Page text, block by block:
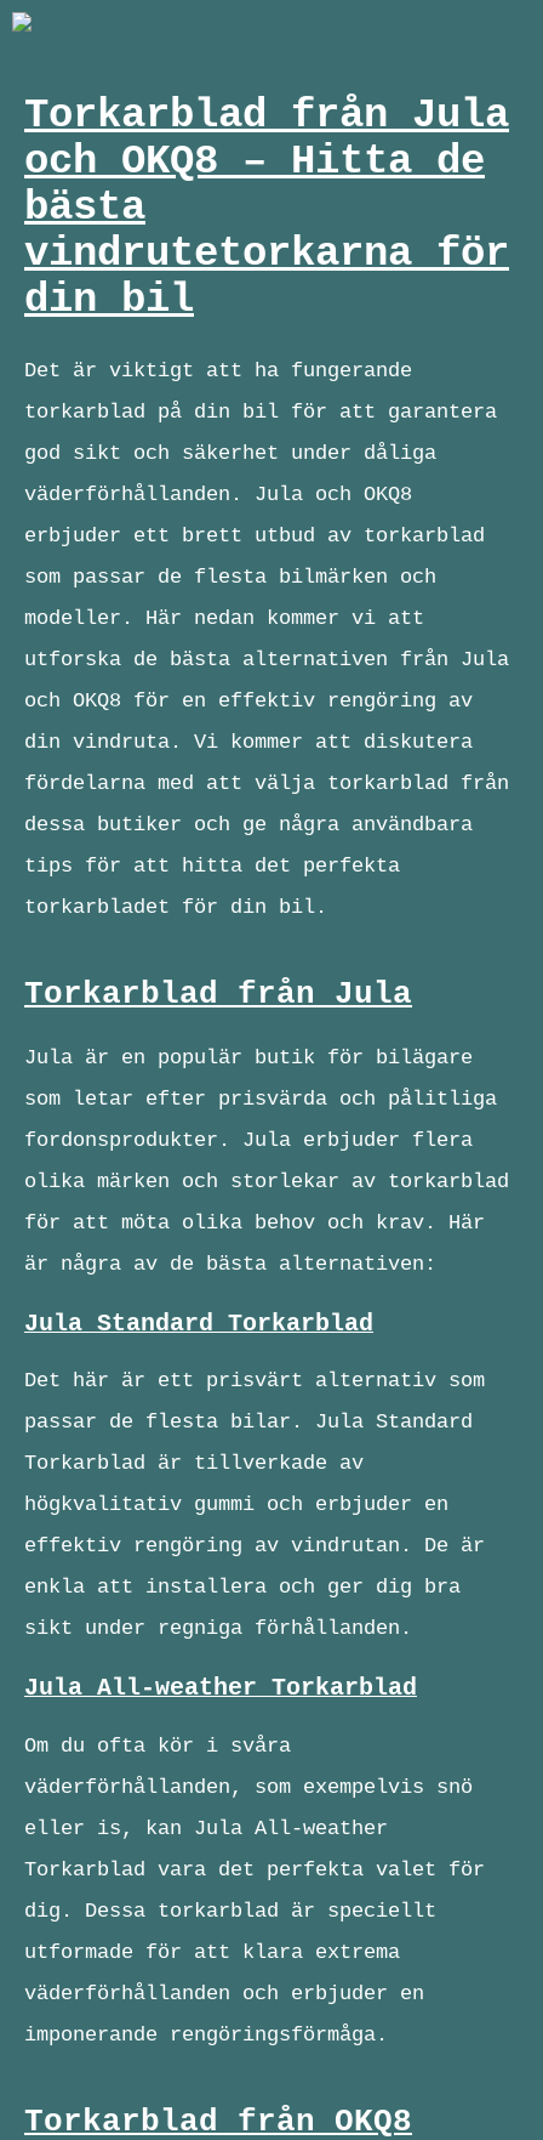
Torkarblad från Jula
och OKQ8 – Hitta de
bästa
vindrutetorkarna för
din bil
Det är viktigt att ha fungerande
torkarblad på din bil för att garantera
god sikt och säkerhet under dåliga
väderförhållanden. Jula och OKQ8
erbjuder ett brett utbud av torkarblad
som passar de flesta bilmärken och
modeller. Här nedan kommer vi att
utforska de bästa alternativen från Jula
och OKQ8 för en effektiv rengöring av
din vindruta. Vi kommer att diskutera
fördelarna med att välja torkarblad från
dessa butiker och ge några användbara
tips för att hitta det perfekta
torkarbladet för din bil.
Torkarblad från Jula
Jula är en populär butik för bilägare
som letar efter prisvärda och pålitliga
fordonsprodukter. Jula erbjuder flera
olika märken och storlekar av torkarblad
för att möta olika behov och krav. Här
är några av de bästa alternativen:
Jula Standard Torkarblad
Det här är ett prisvärt alternativ som
passar de flesta bilar. Jula Standard
Torkarblad är tillverkade av
högkvalitativ gummi och erbjuder en
effektiv rengöring av vindrutan. De är
enkla att installera och ger dig bra
sikt under regniga förhållanden.
Jula All-weather Torkarblad
Om du ofta kör i svåra
väderförhållanden, som exempelvis snö
eller is, kan Jula All-weather
Torkarblad vara det perfekta valet för
dig. Dessa torkarblad är speciellt
utformade för att klara extrema
väderförhållanden och erbjuder en
imponerande rengöringsförmåga.
Torkarblad från OKQ8